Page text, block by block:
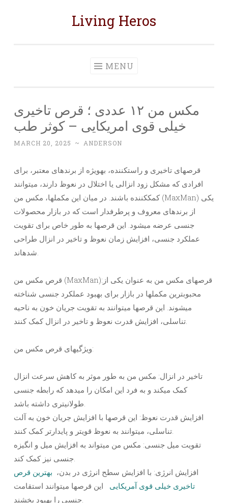
Living Heros
MENU
مکس من ۱۲ عددی ؛ قرص تاخیری
خیلی قوی امریکایی – کوثر طب
MARCH 20, 2025 ~ ANDERSON
قرصهای تاخیری و راستکننده، بهویژه از برندهای معتبر، برای
کمککننده باشند. در میان این مکملها، مکس من (MaxMan) یکی
از برندهای معروف و پرطرفدار است که در بازار محصولات
جنسی عرضه میشود. این قرصها به طور خاص برای تقویت
عملکرد جنسی، افزایش زمان نعوظ و تاخیر در انزال طراحی
شدهاند.
قرص مکس من (MaxMan):قرصهای مکس من به عنوان یکی از
محبوبترین مکملها در بازار برای بهبود عملکرد جنسی شناخته
میشوند. این قرصها میتوانند به تقویت جریان خون به ناحیه
تناسلی، افزایش قدرت نعوظ و تاخیر در انزال کمک کنند.
ویژگیهای قرص مکس من:
تاخیر در انزال: مکس من به طور موثر به کاهش سرعت انزال
کمک میکند و به فرد این امکان را میدهد که رابطه جنسی
طولانیتری داشته باشد.
افزایش قدرت نعوظ: این قرصها با افزایش جریان خون به آلت
تناسلی، میتوانند به نعوظ قویتر و پایدارتر کمک کنند.
تقویت میل جنسی: مکس من میتواند به افزایش میل و انگیزه
جنسی نیز کمک کند.
افزایش انرژی: با افزایش سطح انرژی در بدن، بهترین قرص
تاخیری خیلی قوی آمریکایی این قرصها میتوانند استقامت
جنسی را بهبود بخشند.